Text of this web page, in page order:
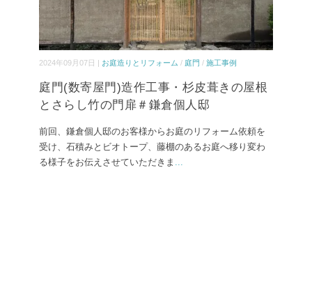
2024年09月07日 | お庭造りとリフォーム / 庭門 / 施工事例
庭門(数寄屋門)造作工事・杉皮葺きの屋根
とさらし竹の門扉＃鎌倉個人邸
前回、鎌倉個人邸のお客様からお庭のリフォーム依頼を
受け、石積みとビオトープ、藤棚のあるお庭へ移り変わ
る様子をお伝えさせていただきま ...